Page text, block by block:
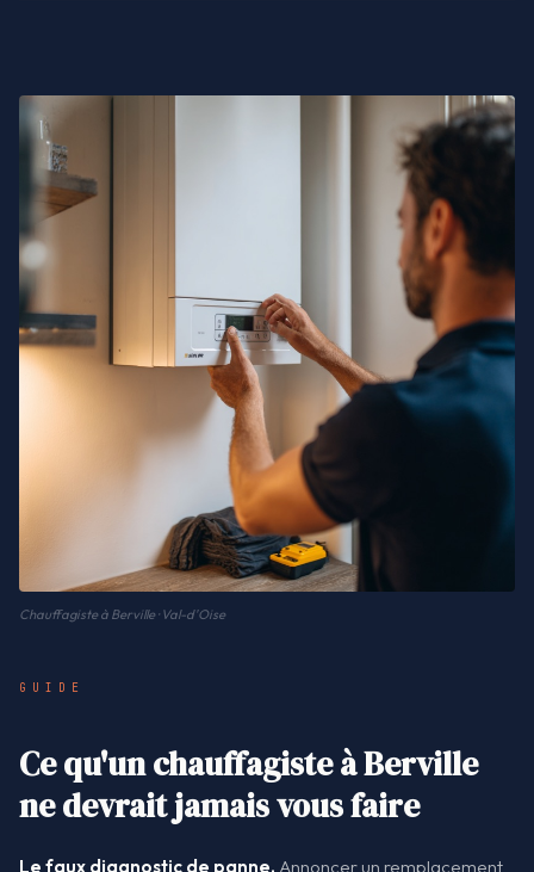
Chauffagiste à Berville · Val-d'Oise
GUIDE
Ce qu'un chauffagiste à Berville
ne devrait jamais vous faire
Le faux diagnostic de panne. Annoncer un remplacement